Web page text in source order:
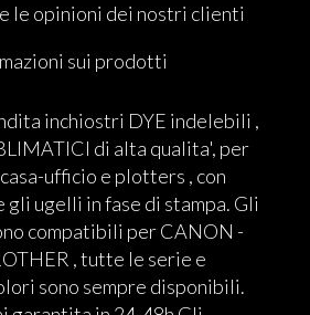
le opinioni dei nostri clienti
sui prodotti
inchiostri DYE indelebili ,
di alta qualita', per
ufficio e plotters , con
gli ugelli in fase di stampa. Gli
compatibili per CANON -
, tutte le serie e
sono sempre disponibili.